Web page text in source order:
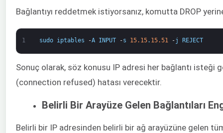
Bağlantıyı reddetmek istiyorsanız, komutta DROP
1 sudo iptables -A INPUT -s 15.15. 15.51 -j REJECT
Sonuç olarak, söz konusu IP adresi her bağlantı isteği
(connection refused) hatası verecektir.
Belirli Bir Arayüze Gelen Bağlantıları
Belirli bir IP adresinden belirli bir ağ arayüzüne gelen